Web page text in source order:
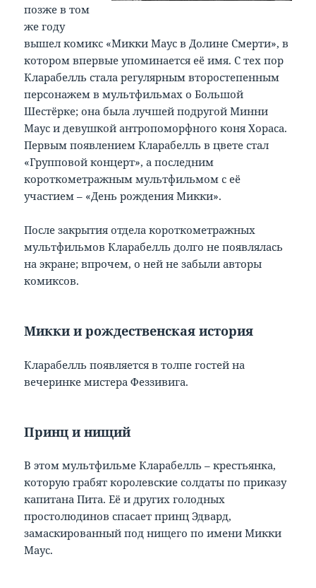
позже в том
же году
вышел комикс «Микки Маус в Долине Смерти», в
котором впервые упоминается её имя. С тех пор
Кларабелль стала регулярным второстепенным
персонажем в мультфильмах о Большой
Шестёрке; она была лучшей подругой Минни
Маус и девушкой антропоморфного коня Хораса.
Первым появлением Кларабелль в цвете стал
«Групповой концерт», а последним
короткометражным мультфильмом с её
участием – «День рождения Микки».
После закрытия отдела короткометражных
мультфильмов Кларабелль долго не появлялась
на экране; впрочем, о ней не забыли авторы
комиксов.
Микки и рождественская история
Кларабелль появляется в толпе гостей на
вечеринке мистера Феззивига.
Принц и нищий
В этом мультфильме Кларабелль – крестьянка,
которую грабят королевские солдаты по приказу
капитана Пита. Её и других голодных
простолюдинов спасает принц Эдвард,
замаскированный под нищего по имени Микки
Маус.